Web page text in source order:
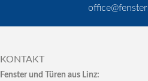
KONTAKT
Fenster und Türen aus Linz: